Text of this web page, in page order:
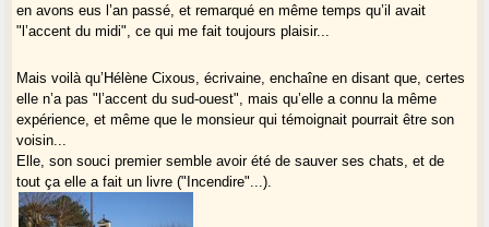
en avons eus l’an passé, et remarqué en même temps qu’il avait
"l’accent du midi", ce qui me fait toujours plaisir...
Mais voilà qu’Hélène Cixous, écrivaine, enchaîne en disant que, certes
elle n’a pas "l’accent du sud-ouest", mais qu’elle a connu la même
expérience, et même que le monsieur qui témoignait pourrait être son
voisin...
Elle, son souci premier semble avoir été de sauver ses chats, et de
tout ça elle a fait un livre ("Incendire"...).